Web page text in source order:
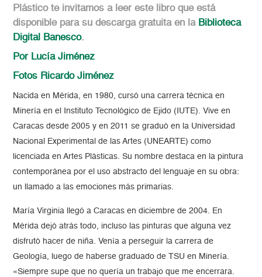
Plástico te invitamos a leer este libro que está
disponible para su descarga gratuita en la Biblioteca
Digital Banesco.
Por Lucía Jiménez
Fotos Ricardo Jiménez
Nacida en Mérida, en 1980, cursó una carrera técnica en
Minería en el Instituto Tecnológico de Ejido (IUTE). Vive en
Caracas desde 2005 y en 2011 se graduó en la Universidad
Nacional Experimental de las Artes (UNEARTE) como
licenciada en Artes Plásticas. Su nombre destaca en la pintura
contemporánea por el uso abstracto del lenguaje en su obra:
un llamado a las emociones más primarias.
María Virginia llegó a Caracas en diciembre de 2004. En
Mérida dejó atrás todo, incluso las pinturas que alguna vez
disfrutó hacer de niña. Venía a perseguir la carrera de
Geología, luego de haberse graduado de TSU en Minería.
«Siempre supe que no quería un trabajo que me encerrara.